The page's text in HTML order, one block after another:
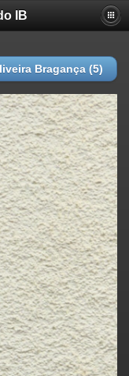
IB
Bragança (5)